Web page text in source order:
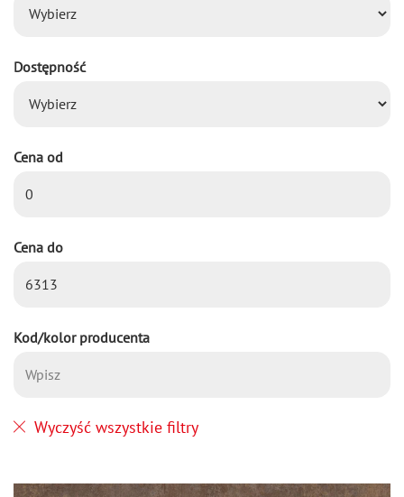
Dostępność
Cena od
Cena do
Kod/kolor producenta
Wyczyść wszystkie filtry